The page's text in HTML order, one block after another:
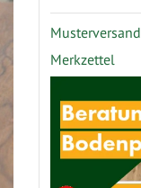
Musterversand
Merkzettel